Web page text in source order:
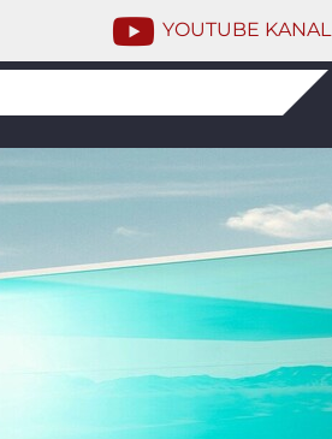
YOUTUBE KANAL